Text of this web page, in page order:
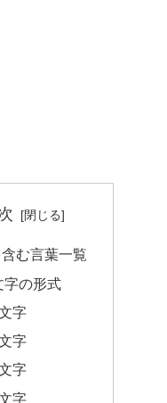
む言葉一覧
字の形式
字
字
字
字